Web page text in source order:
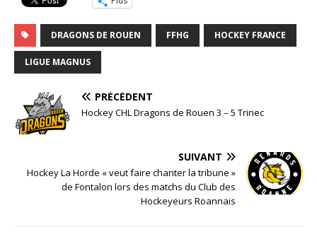
DRAGONS DE ROUEN FFHG HOCKEY FRANCE
LIGUE MAGNUS
PRÉCÉDENT
Hockey CHL Dragons de Rouen 3 – 5 Trinec
SUIVANT
Hockey La Horde « veut faire chanter la tribune »
de Fontalon lors des matchs du Club des
Hockeyeurs Roannais